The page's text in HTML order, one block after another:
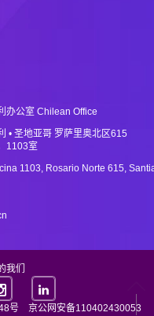
办公室 Chilean Office
• 圣地亚哥 罗萨里奥北区615
1103室
1103, Rosario Norte 615,
我们
号 京公网安备110402430053